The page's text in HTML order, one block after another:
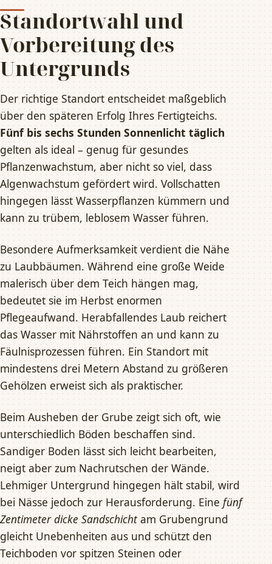
Standortwahl und
Vorbereitung des
Untergrunds
Der richtige Standort entscheidet maßgeblich
über den späteren Erfolg Ihres Fertigteichs.
Fünf bis sechs Stunden Sonnenlicht täglich
gelten als ideal – genug für gesundes
Pflanzenwachstum, aber nicht so viel, dass
Algenwachstum gefördert wird. Vollschatten
hingegen lässt Wasserpflanzen kümmern und
kann zu trübem, leblosem Wasser führen.
Besondere Aufmerksamkeit verdient die Nähe
zu Laubbäumen. Während eine große Weide
malerisch über dem Teich hängen mag,
bedeutet sie im Herbst enormen
Pflegeaufwand. Herabfallendes Laub reichert
das Wasser mit Nährstoffen an und kann zu
Fäulnisprozessen führen. Ein Standort mit
mindestens drei Metern Abstand zu größeren
Gehölzen erweist sich als praktischer.
Beim Ausheben der Grube zeigt sich oft, wie
unterschiedlich Böden beschaffen sind.
Sandiger Boden lässt sich leicht bearbeiten,
neigt aber zum Nachrutschen der Wände.
Lehmiger Untergrund hingegen hält stabil, wird
bei Nässe jedoch zur Herausforderung. Eine fünf
Zentimeter dicke Sandschichtam Grubengrund
gleicht Unebenheiten aus und schützt den
Teichboden vor spitzen Steinen oder